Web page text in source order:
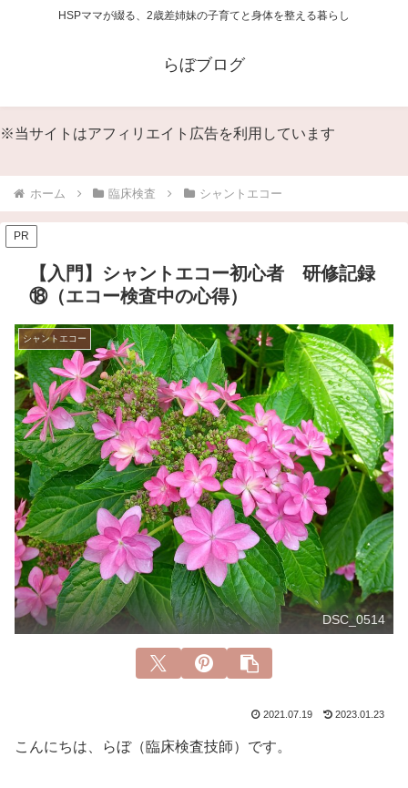
HSPママが綴る、2歳差姉妹の子育てと身体を整える暮らし
らぼブログ
※当サイトはアフィリエイト広告を利用しています
ホーム 臨床検査 シャントエコー
PR
【入門】シャントエコー初心者 研修記録
⑱（エコー検査中の心得）
シャントエコー
DSC_0514
2021.07.19 2023.01.23
こんにちは、らぼ（臨床検査技師）です。